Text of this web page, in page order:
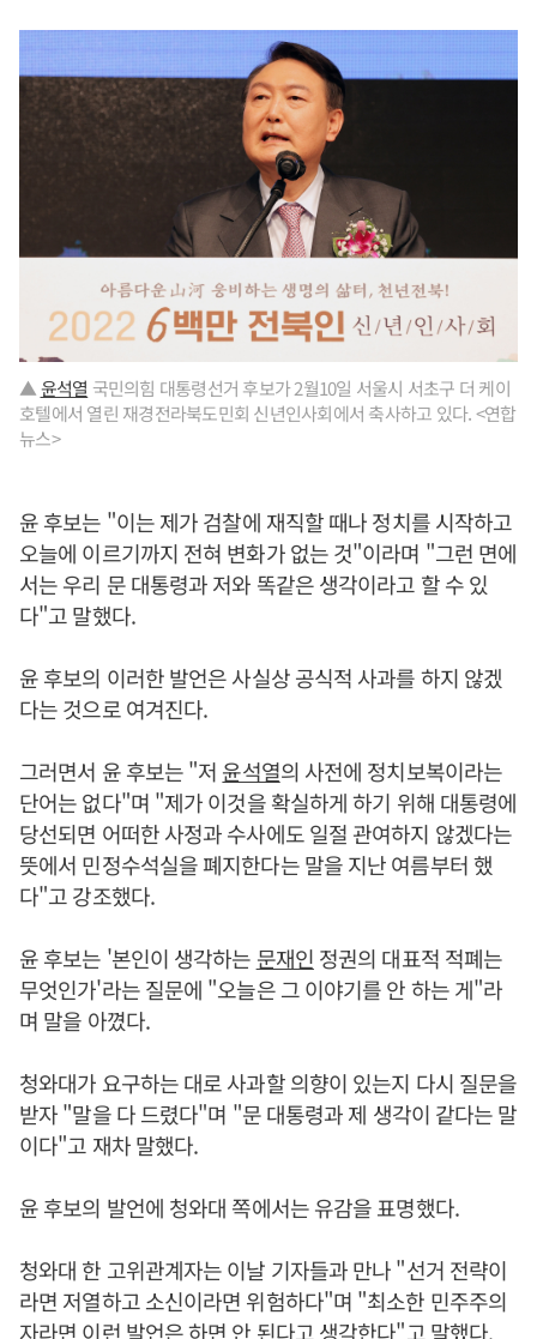
▲윤석열 국민의힘 대통령선거 후보가 2월10일 서울시 서초구 더 케이
호텔에서 열린 재경전라북도민회 신년인사회에서 축사하고 있다. <연합
뉴스>
윤 후보는 "이는 제가 검찰에 재직할 때나 정치를 시작하고
오늘에 이르기까지 전혀 변화가 없는 것"이라며 "그런 면에
서는 우리 문 대통령과 저와 똑같은 생각이라고 할 수 있
다"고 말했다.
윤 후보의 이러한 발언은 사실상 공식적 사과를 하지 않겠
다는 것으로 여겨진다.
그러면서 윤 후보는 "저 윤석열의 사전에 정치보복이라는
단어는 없다"며 "제가 이것을 확실하게 하기 위해 대통령에
당선되면 어떠한 사정과 수사에도 일절 관여하지 않겠다는
뜻에서 민정수석실을 폐지한다는 말을 지난 여름부터 했
다"고 강조했다.
윤 후보는 '본인이 생각하는 문재인 정권의 대표적 적폐는
무엇인가'라는 질문에 "오늘은 그 이야기를 안 하는 게"라
며 말을 아꼈다.
청와대가 요구하는 대로 사과할 의향이 있는지 다시 질문을
받자 "말을 다 드렸다"며 "문 대통령과 제 생각이 같다는 말
이다"고 재차 말했다.
윤 후보의 발언에 청와대 쪽에서는 유감을 표명했다.
청와대 한 고위관계자는 이날 기자들과 만나 "선거 전략이
라면 저열하고 소신이라면 위험하다"며 "최소한 민주주의
자라면 이런 발언은 하면 안 된다고 생각한다"고 말했다.